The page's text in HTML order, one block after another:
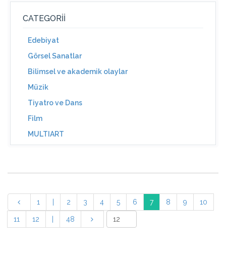
CATEGORII
Edebiyat
Görsel Sanatlar
Bilimsel ve akademik olaylar
Müzik
Tiyatro ve Dans
Film
MULTIART
1 2 3 4 5 6 7 8 9 10
11 12 48